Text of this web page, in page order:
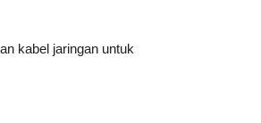
kabel jaringan untuk